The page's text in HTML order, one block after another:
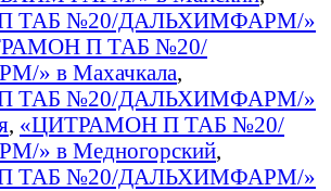
ТАБ №20/ДАЛЬХИМФАРМ/»
П ТАБ №20/
» в Махачкала,
ТАБ №20/ДАЛЬХИМФАРМ/»
, «ЦИТРАМОН П ТАБ №20/
» в Медногорский,
ТАБ №20/ДАЛЬХИМФАРМ/»